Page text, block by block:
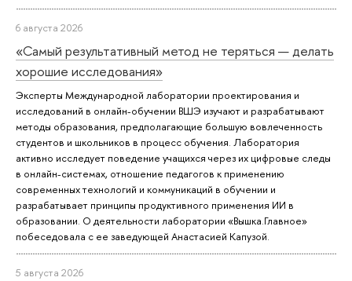
6 августа 2026
«Самый результативный метод не теряться — делать
хорошие исследования»
Эксперты Международной лаборатории проектирования и
исследований в онлайн-обучении ВШЭ изучают и разрабатывают
методы образования, предполагающие большую вовлеченность
студентов и школьников в процесс обучения. Лаборатория
активно исследует поведение учащихся через их цифровые следы
в онлайн-системах, отношение педагогов к применению
современных технологий и коммуникаций в обучении и
разрабатывает принципы продуктивного применения ИИ в
образовании. О деятельности лаборатории «Вышка.Главное»
побеседовала с ее заведующей Анастасией Капузой.
5 августа 2026